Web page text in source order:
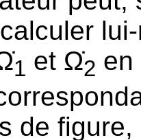
1 et Ω̇2 en
de